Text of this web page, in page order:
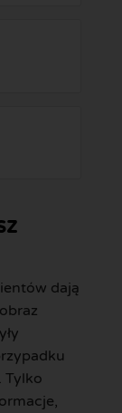
dają
Tylko